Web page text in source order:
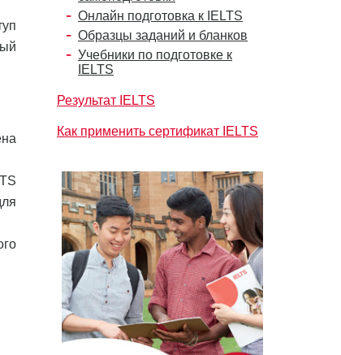
Онлайн подготовка к IELTS
Образцы заданий и бланков
Учебники по подготовке к
IELTS
Результат IELTS
Как применить сертификат IELTS